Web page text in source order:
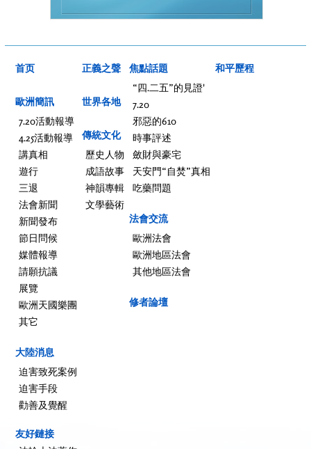
首页
歐洲簡訊
7.20活動報導
4.25活動報導
講真相
遊行
三退
法會新聞
新聞發布
節日問候
媒體報導
請願抗議
展覽
歐洲天國樂團
其它
大陸消息
迫害致死案例
迫害手段
勸善及覺醒
正義之聲
世界各地
傳統文化
歷史人物
成語故事
神韻專輯
文學藝術
焦點話題
“四.二五”的見證'
7.20
邪惡的610
時事評述
斂財與豪宅
天安門“自焚”真相
吃藥問題
法會交流
歐洲法會
歐洲地區法會
其他地區法會
修者論壇
和平歷程
友好鏈接